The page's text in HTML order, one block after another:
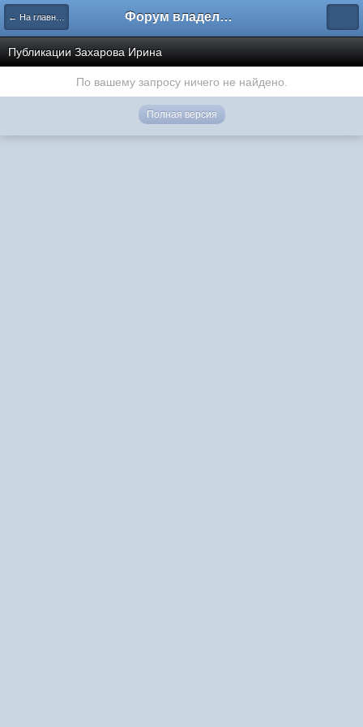
← На главную Форум владельцев интернет-магазинов
Публикации Захарова Ирина
По вашему запросу ничего не найдено.
Полная версия